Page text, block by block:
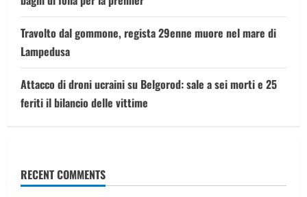
Travolto dal gommone, regista 29enne muore nel mare di
Lampedusa
Attacco di droni ucraini su Belgorod: sale a sei morti e 25
feriti il bilancio delle vittime
RECENT COMMENTS